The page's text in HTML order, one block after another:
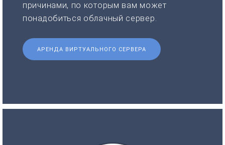
причинами, по которым вам может
понадобиться облачный сервер.
АРЕНДА ВИРТУАЛЬНОГО СЕРВЕРА